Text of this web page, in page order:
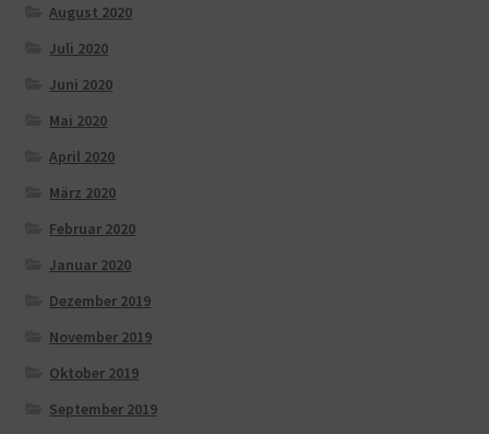
August 2020
Juli 2020
Juni 2020
Mai 2020
April 2020
März 2020
Februar 2020
Januar 2020
Dezember 2019
November 2019
Oktober 2019
September 2019